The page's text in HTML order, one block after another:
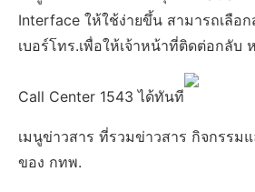
Interface ให้ใช้ง่ายขึ้น สามารถเลือ
เบอร์โทร.เพื่อให้เจ้าหน้าที่ติดต่อกลับ
Call Center 1543 ได้ทันที
เมนูข่าวสาร ที่รวมข่าวสาร กิจกรรม
ของ กทพ.